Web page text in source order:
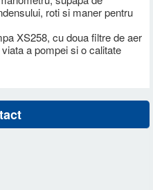
roti si maner pentru
XS258, cu doua filtre de aer
a pompei si o calitate